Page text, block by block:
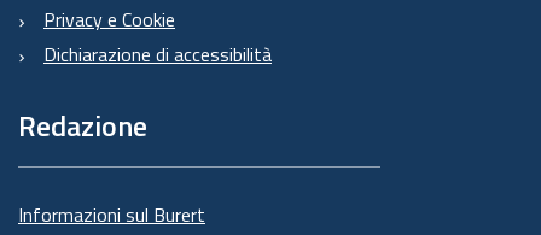
Privacy e Cookie
Dichiarazione di accessibilità
Redazione
Informazioni sul Burert